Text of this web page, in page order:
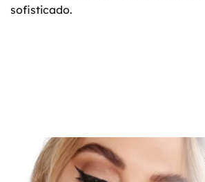
sofisticado.